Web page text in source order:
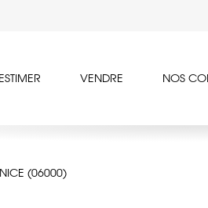
ESTIMER VENDRE NOS
(06000)